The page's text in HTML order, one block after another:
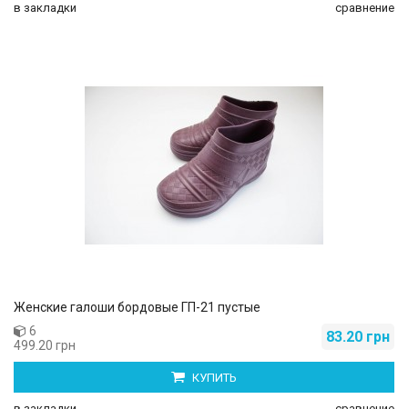
в закладки сравнение
Женские галоши бордовые ГП-21 пустые
83.20 грн
6
499.20 грн
КУПИТЬ